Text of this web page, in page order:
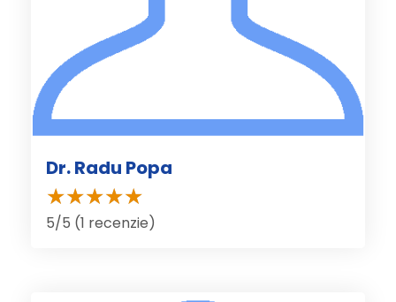
Dr. Radu Popa
5/5 (1 recenzie)